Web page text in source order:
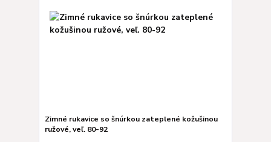
Zimné rukavice so šnúrkou zateplené kožušinou
ružové, veľ. 80-92